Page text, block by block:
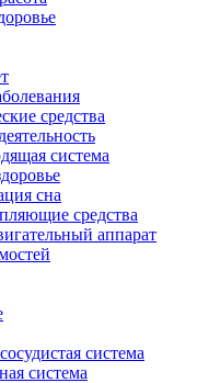
средства
система
сна
средства
аппарат
система
система